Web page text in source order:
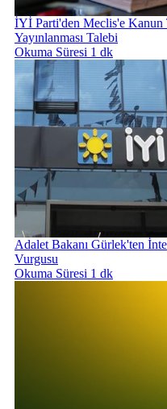
İYİ Parti'den Meclis'e Kanun
Yayınlanması Talebi
Okuma Süresi 1 dk
Adalet Bakanı Gürlek'ten
Vurgusu
Okuma Süresi 1 dk